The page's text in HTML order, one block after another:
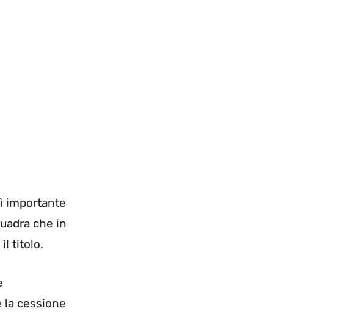
importante
che in
il titolo.
la cessione